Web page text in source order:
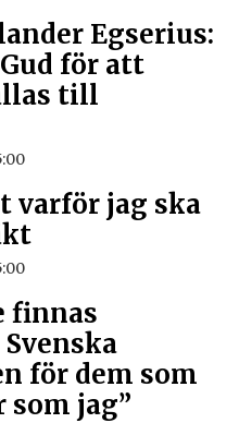
Egserius:
för att
till
varför jag ska
finnas
för dem som
jag”